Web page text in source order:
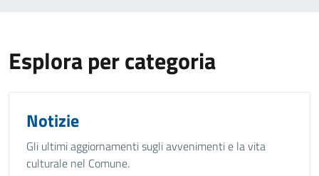
Esplora per categoria
Notizie
Gli ultimi aggiornamenti sugli avvenimenti e la vita
culturale nel Comune.